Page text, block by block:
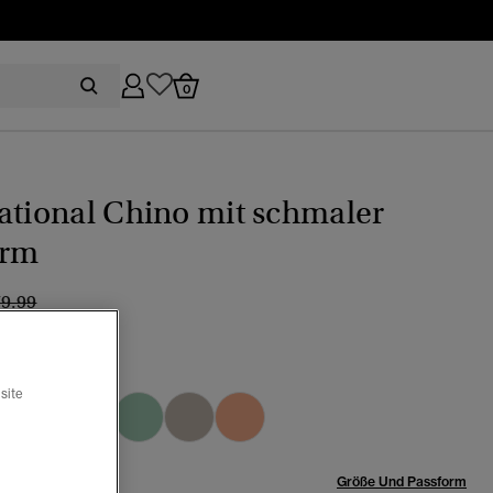
0
Chino mit schmaler
wurde reduziert von
bis
Größe Und Passform